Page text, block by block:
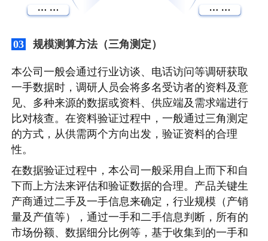
03 规模测算方法（三角测定）
本公司一般会通过行业访谈、电话访问等调研获取
一手数据时，调研人员会将多名受访者的资料及意
见、多种来源的数据或资料、供应端及需求端进行
比对核查。在资料验证过程中，一般通过三角测定
的方式，从供需两个方向出发，验证资料的合理
性。
在数据验证过程中，本公司一般采用自上而下和自
下而上方法来评估和验证数据的合理。产品关键生
产商通过二手及一手信息来确定，行业规模（产销
量及产值等），通过一手和二手信息判断，所有的
市场份额、数据细分比例等，基于收集到的一手和